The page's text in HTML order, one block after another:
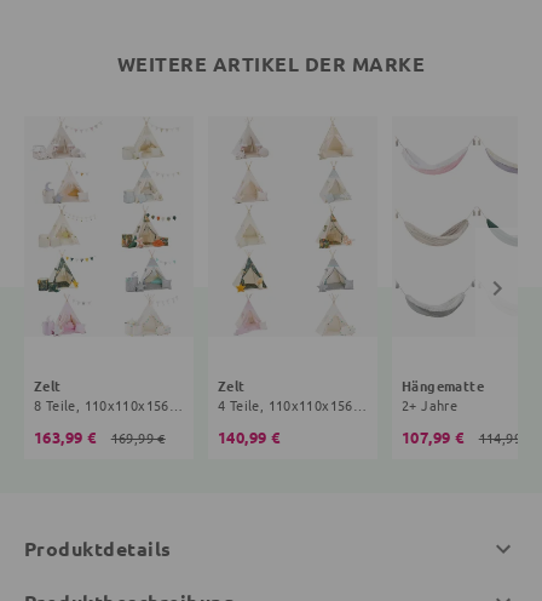
WEITERE ARTIKEL DER MARKE
Zelt
8 Teile, 110x110x156 cm, 2+ Jahre
163,99 € 169,99 €
Zelt
4 Teile, 110x110x156 cm, 2+ Jahre
140,99 €
Hängematte
2+ Jahre
107,99 € 114,99 €
Produktdetails